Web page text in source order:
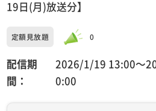
19日(月)放送分】
定額見放題 0
配信期
間：
2026/1/19 13:00〜
0:00